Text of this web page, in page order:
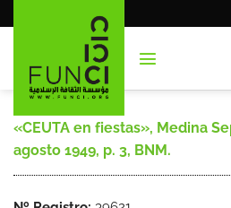
al
«CEUTA en fiestas», Medina
agosto 1949, p. 3, BNM.